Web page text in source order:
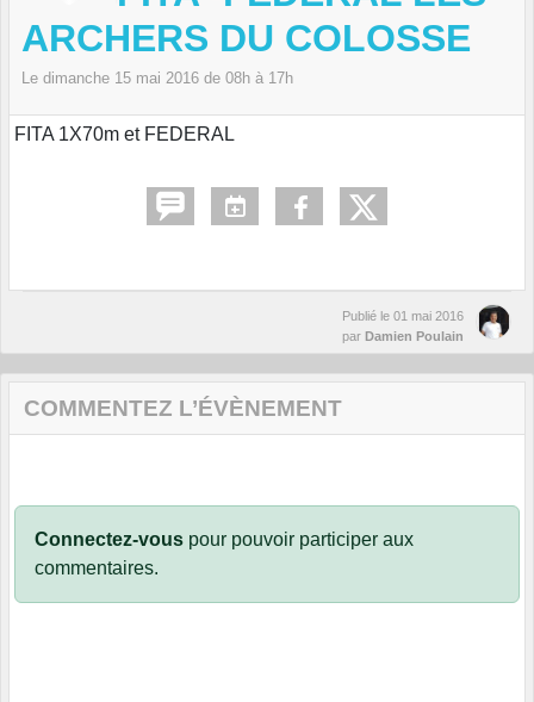
ARCHERS DU COLOSSE
Le dimanche 15 mai 2016 de 08h à 17h
FITA 1X70m et FEDERAL
Publié le 01 mai 2016
par Damien Poulain
COMMENTEZ L’ÉVÈNEMENT
Connectez-vous pour pouvoir participer aux
commentaires.